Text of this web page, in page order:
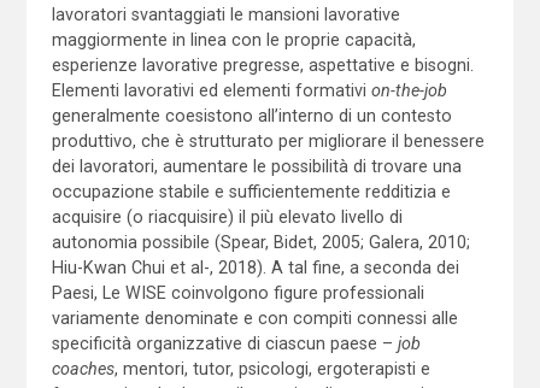
lavoratori svantaggiati le mansioni lavorative
maggiormente in linea con le proprie capacità,
esperienze lavorative pregresse, aspettative e bisogni.
Elementi lavorativi ed elementi formativi on-the-job
generalmente coesistono all’interno di un contesto
produttivo, che è strutturato per migliorare il benessere
dei lavoratori, aumentare le possibilità di trovare una
occupazione stabile e sufficientemente redditizia e
acquisire (o riacquisire) il più elevato livello di
autonomia possibile (Spear, Bidet, 2005; Galera, 2010;
Hiu-Kwan Chui et al-, 2018). A tal fine, a seconda dei
Paesi, Le WISE coinvolgono figure professionali
variamente denominate e con compiti connessi alle
specificità organizzative di ciascun paese – job
coaches, mentori, tutor, psicologi, ergoterapisti e